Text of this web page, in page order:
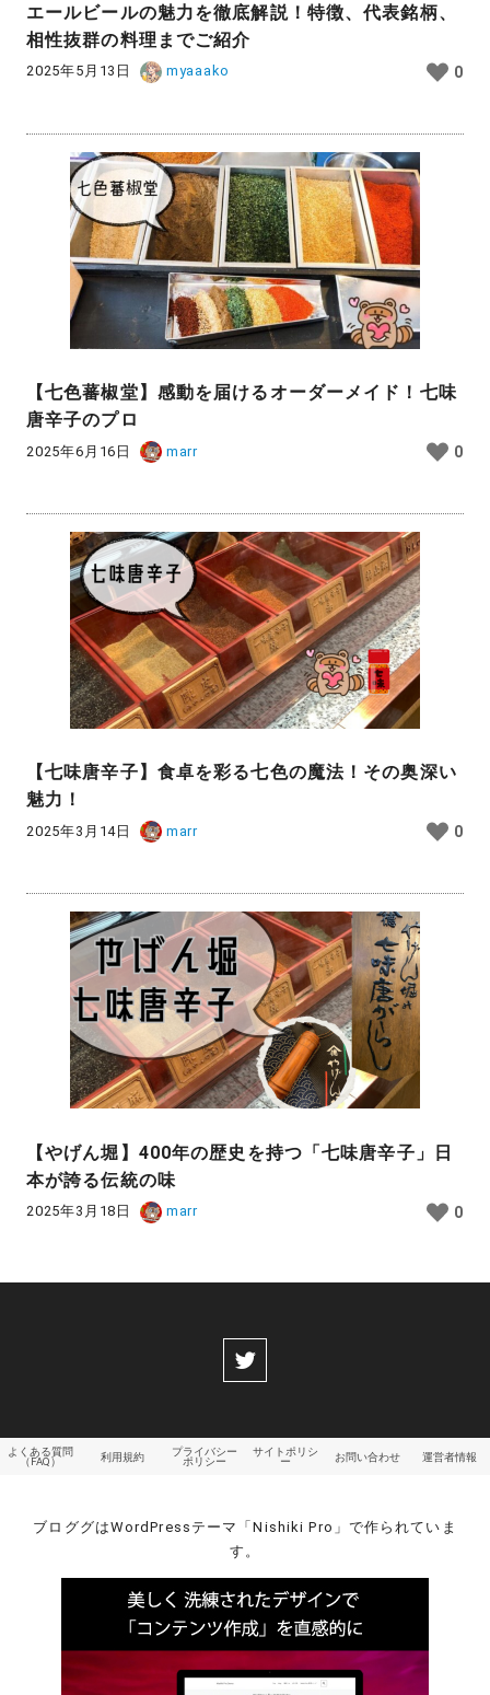
エールビールの魅力を徹底解説！特徴、代表銘柄、
相性抜群の料理までご紹介
2025年5月13日 myaaako 0
【七色蕃椒堂】感動を届けるオーダーメイド！七味
唐辛子のプロ
2025年6月16日 marr 0
【七味唐辛子】食卓を彩る七色の魔法！その奥深い
魅力！
2025年3月14日 marr 0
【やげん堀】400年の歴史を持つ「七味唐辛子」日
本が誇る伝統の味
2025年3月18日 marr 0
よくある質問
（FAQ）
利用規約
プライバシー
ポリシー
サイトポリシ
ー
お問い合わせ 運営者情報
ブロググはWordPressテーマ「Nishiki Pro」で作られていま
す。